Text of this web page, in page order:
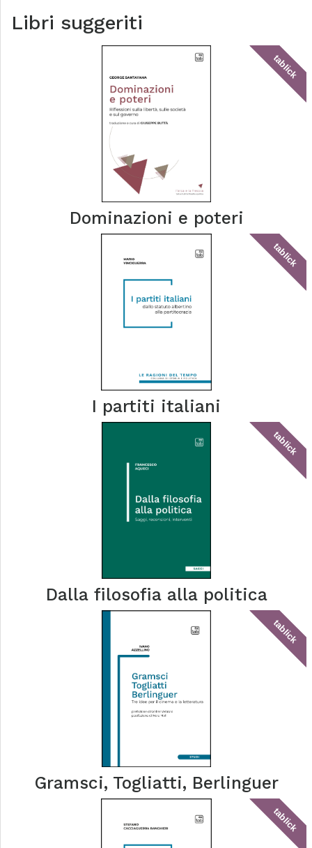
Libri suggeriti
tablick
Dominazioni e poteri
tablick
I partiti italiani
tablick
Dalla filosofia alla politica
tablick
Gramsci, Togliatti, Berlinguer
tablick